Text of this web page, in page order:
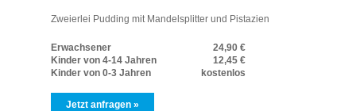
Zweierlei Pudding mit Mandelsplitter und Pistazien
Erwachsener
24,90 €
Kinder von 4-14 Jahren
12,45 €
Kinder von 0-3 Jahren
kostenlos
Jetzt anfragen »